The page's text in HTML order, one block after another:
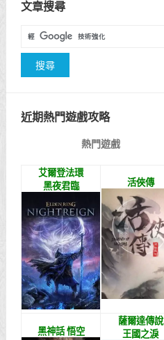
文章搜尋
近期熱門遊戲攻略
熱門遊戲
艾爾登法環
黑夜君臨
活俠傳
黑神話 悟空
薩爾達傳說
王國之淚